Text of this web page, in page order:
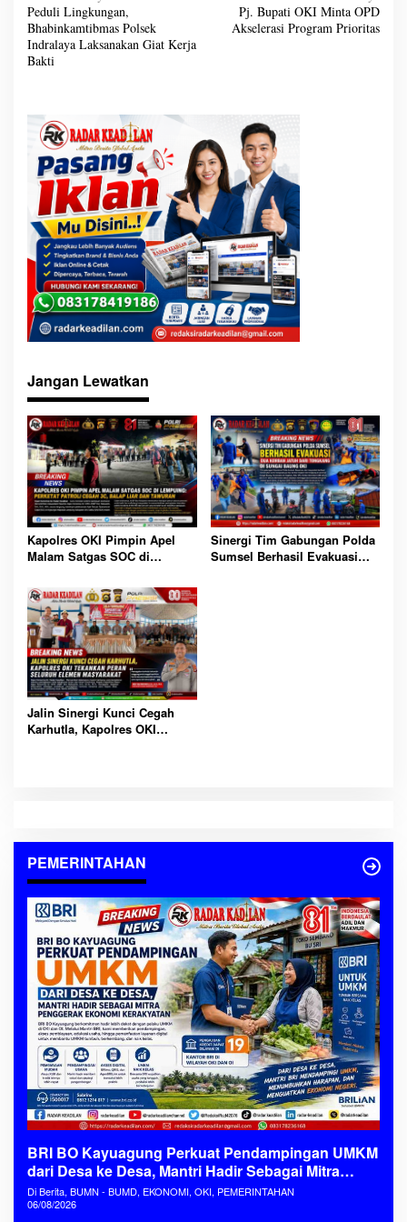
a
v
i
g
a
s
s
Peduli Lingkungan,
Bhabinkamtibmas Polsek
Indralaya Laksanakan Giat Kerja
Bakti
Pj. Bupati OKI Minta OPD
Akselerasi Program Prioritas
Jangan Lewatkan
Kapolres OKI Pimpin Apel
Malam Satgas SOC di
Cegah 3C, Balap Liar dan
Tawuran
Sinergi Tim Gabungan Polda
Sumsel Berhasil Evakuasi
Jalin Sinergi Kunci Cegah
Karhutla, Kapolres OKI
PEMERINTAHAN
BRI BO Kayuagung Perkuat Pendampingan UMKM
dari Desa ke Desa, Mantri Hadir Sebagai Mitra
Penggerak Ekonomi Kerakyatan
Di Berita, BUMN - BUMD, EKONOMI, OKI, PEMERINTAHAN
06/08/2026